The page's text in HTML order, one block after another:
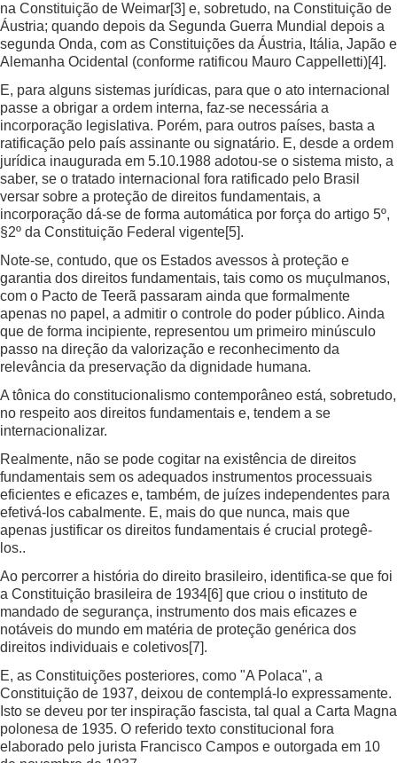
na Constituição de Weimar[3] e, sobretudo, na Constituição de
Áustria; quando depois da Segunda Guerra Mundial depois a
segunda Onda, com as Constituições da Áustria, Itália, Japão e
Alemanha Ocidental (conforme ratificou Mauro Cappelletti)[4].
E, para alguns sistemas jurídicas, para que o ato internacional
passe a obrigar a ordem interna, faz-se necessária a
incorporação legislativa. Porém, para outros países, basta a
ratificação pelo país assinante ou signatário. E, desde a ordem
jurídica inaugurada em 5.10.1988 adotou-se o sistema misto, a
saber, se o tratado internacional fora ratificado pelo Brasil
versar sobre a proteção de direitos fundamentais, a
incorporação dá-se de forma automática por força do artigo 5º,
§2º da Constituição Federal vigente[5].
Note-se, contudo, que os Estados avessos à proteção e
garantia dos direitos fundamentais, tais como os muçulmanos,
com o Pacto de Teerã passaram ainda que formalmente
apenas no papel, a admitir o controle do poder público. Ainda
que de forma incipiente, representou um primeiro minúsculo
passo na direção da valorização e reconhecimento da
relevância da preservação da dignidade humana.
A tônica do constitucionalismo contemporâneo está, sobretudo,
no respeito aos direitos fundamentais e, tendem a se
internacionalizar.
Realmente, não se pode cogitar na existência de direitos
fundamentais sem os adequados instrumentos processuais
eficientes e eficazes e, também, de juízes independentes para
efetivá-los cabalmente. E, mais do que nunca, mais que
apenas justificar os direitos fundamentais é crucial protegê-
los..
Ao percorrer a história do direito brasileiro, identifica-se que foi
a Constituição brasileira de 1934[6] que criou o instituto de
mandado de segurança, instrumento dos mais eficazes e
notáveis do mundo em matéria de proteção genérica dos
direitos individuais e coletivos[7].
E, as Constituições posteriores, como "A Polaca", a
Constituição de 1937, deixou de contemplá-lo expressamente.
Isto se deveu por ter inspiração fascista, tal qual a Carta Magna
polonesa de 1935. O referido texto constitucional fora
elaborado pelo jurista Francisco Campos e outorgada em 10